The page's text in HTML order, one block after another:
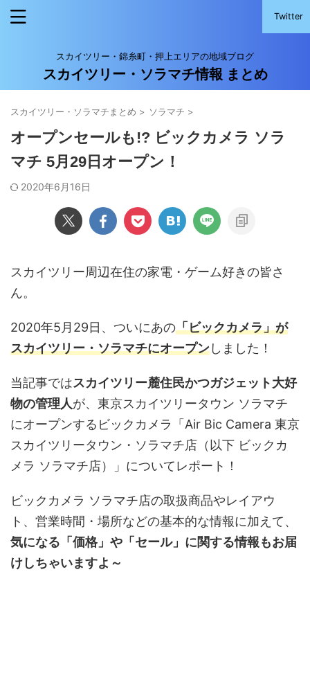
Twitter
スカイツリー・錦糸町・押上エリアの地域ブログ
スカイツリー・ソラマチ情報 まとめ
スカイツリー・ソラマチまとめ > ソラマチ >
オープンセールも!? ビックカメラ ソラ
マチ 5月29日オープン！
2020年6月16日
スカイツリー周辺在住の家電・ゲーム好きの皆さ
ん。
2020年5月29日、ついにあの「ビックカメラ」が
スカイツリー・ソラマチにオープンしました！
当記事ではスカイツリー麓住民かつガジェット大好
物の管理人が、東京スカイツリータウン ソラマチ
にオープンするビックカメラ「Air Bic Camera 東京
スカイツリータウン・ソラマチ店（以下 ビックカ
メラ ソラマチ店）」についてレポート！
ビックカメラ ソラマチ店の取扱商品やレイアウ
ト、営業時間・場所などの基本的な情報に加えて、
気になる「価格」や「セール」に関する情報もお届
けしちゃいますよ～